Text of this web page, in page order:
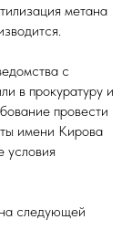
метана
с
в прокуратуру и
провести
имени Кирова
условия
следующей